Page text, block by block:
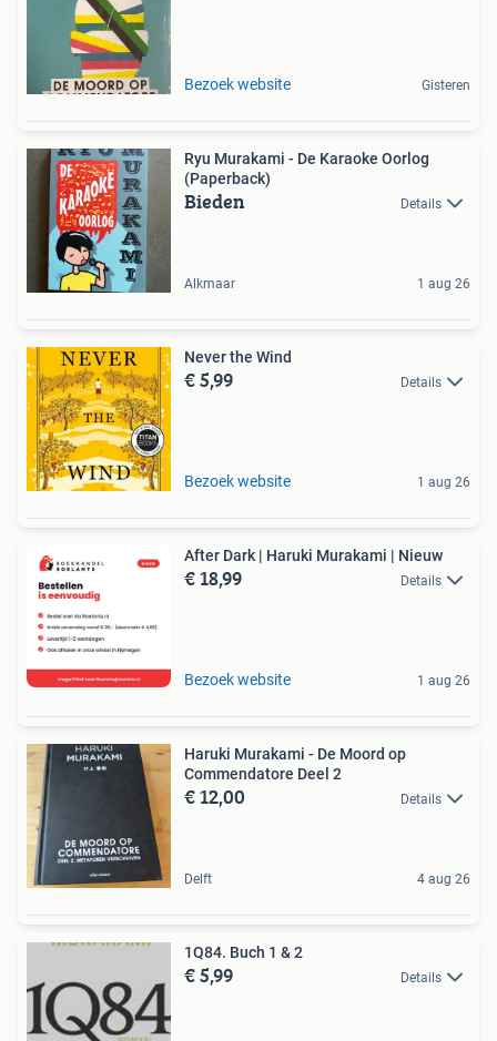
Bezoek website Gisteren
Ryu Murakami - De Karaoke Oorlog
(Paperback)
Bieden Details
Alkmaar 1 aug 26
Never the Wind
€ 5,99 Details
Bezoek website 1 aug 26
After Dark | Haruki Murakami | Nieuw
€ 18,99 Details
Bezoek website 1 aug 26
Haruki Murakami - De Moord op
Commendatore Deel 2
€ 12,00 Details
Delft 4 aug 26
1Q84. Buch 1 & 2
€ 5,99 Details